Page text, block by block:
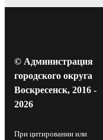
© Администрация
городского округа
Воскресенск, 2016 -
2026
При цитировании или